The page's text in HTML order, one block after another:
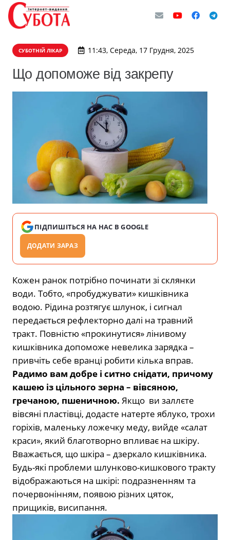
СУБОТНІЙ ЛІКАР 11:43, Середа, 17 Грудня, 2025
Що допоможе від закрепу
ПІДПИШІТЬСЯ НА НАС В GOOGLE
ДОДАТИ ЗАРАЗ
Кожен ранок потрібно починати зі склянки
води. Тобто, «пробуджувати» кишківника
водою. Рідина розтягує шлунок, і сигнал
передається рефлекторно далі на травний
тракт. Повністю «прокинутися» лінивому
кишківника допоможе невелика зарядка –
привчіть себе вранці робити кілька вправ.
Радимо вам добре і ситно снідати, причому
кашею із цільного зерна – вівсяною,
гречаною, пшеничною. Якщо ви заллєте
вівсяні пластівці, додасте натерте яблуко, трохи
горіхів, маленьку ложечку меду, вийде «салат
краси», який благотворно впливає на шкіру.
Вважається, що шкіра – дзеркало кишківника.
Будь-які проблеми шлунково-кишкового тракту
відображаються на шкірі: подразненням та
почервонінням, появою різних цяток,
прищиків, висипання.